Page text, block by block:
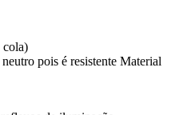
cola)
pois é resistente Material